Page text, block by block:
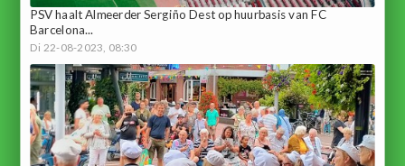
PSV haalt Almeerder Sergiño Dest op huurbasis van FC
Barcelona...
Di 22-08-2023, 08:30